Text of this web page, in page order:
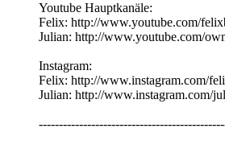
Youtube Hauptkanäle:
Felix: http://www.youtube.com/
Julian: http://www.youtube.com/
Instagram:
Felix: http://www.instagram.com/
Julian: http://www.instagram.com/